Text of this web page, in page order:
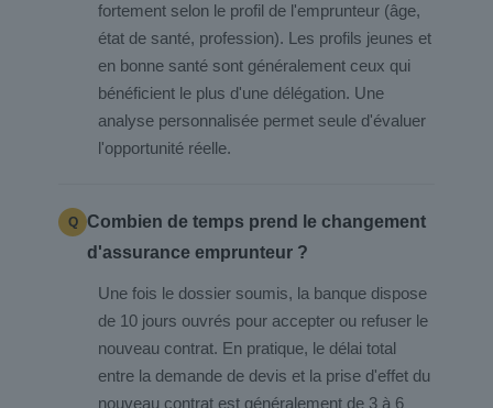
fortement selon le profil de l'emprunteur (âge,
état de santé, profession). Les profils jeunes et
en bonne santé sont généralement ceux qui
bénéficient le plus d'une délégation. Une
analyse personnalisée permet seule d'évaluer
l'opportunité réelle.
Combien de temps prend le changement
d'assurance emprunteur ?
Une fois le dossier soumis, la banque dispose
de 10 jours ouvrés pour accepter ou refuser le
nouveau contrat. En pratique, le délai total
entre la demande de devis et la prise d'effet du
nouveau contrat est généralement de 3 à 6